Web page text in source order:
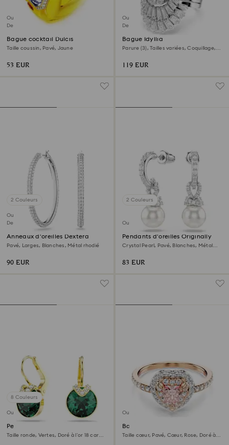
Outlet
Dernière chance
Bague cocktail Dulcis
Taille coussin, Pavé, Jaune
53 EUR
Outlet
Dernière chance
Bague Idyllia
Parure (3), Tailles variées, Coquillage,
119 EUR
2 Couleurs
Outlet
Dernière chance
Anneaux d'oreilles Dextera
Pavé, Larges, Blanches, Métal rhodié
90 EUR
2 Couleurs
Outlet
Pendants d'oreilles Originally
Crystal Pearl, Pavé, Blanches, Métal
83 EUR
8 Couleurs
Outlet
Pendants d'oreilles Bella V
Taille ronde, Vertes, Doré à l’or 18 carats
Outlet
Bague avec motif One
Taille cœur, Pavé, Cœur, Rose, Doré à